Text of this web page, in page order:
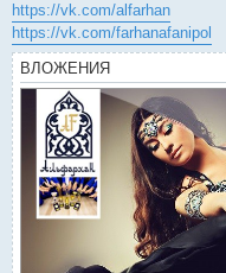
и
е
https://vk.com/alfarhan
https://vk.com/farhanafanipol
ВЛОЖЕНИЯ